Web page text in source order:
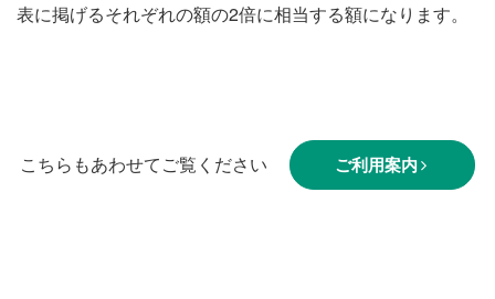
表に掲げるそれぞれの額の2倍に相当する額になります。
こちらもあわせてご覧ください ご利用案内